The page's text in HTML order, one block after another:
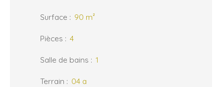
Surface : 90 m²
Pièces : 4
Salle de bains : 1
Terrain : 04 a